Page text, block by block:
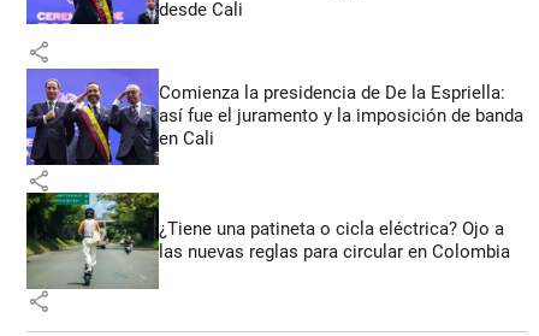
desde Cali
share
Comienza la presidencia de De la Espriella:
así fue el juramento y la imposición de banda
en Cali
share
¿Tiene una patineta o cicla eléctrica? Ojo a
las nuevas reglas para circular en Colombia
share